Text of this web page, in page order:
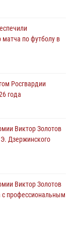
турнир по
встретились с
Ломоносова —
и девушке с
по футболу в
Росгвардии
года
Виктор Золотов
Дзержинского
Виктор Золотов
с профессиональным